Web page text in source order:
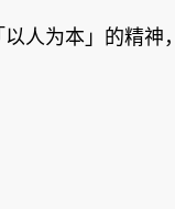
人为本」的精神